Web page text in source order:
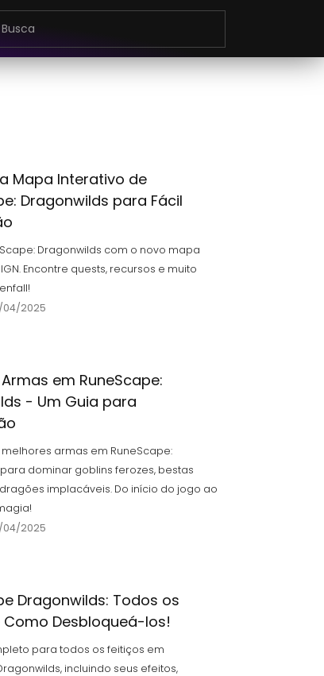
Mapa Interativo de
Dragonwilds para Fácil
Dragonwilds com o novo mapa
Encontre quests, recursos e muito
04/2025
em RuneScape:
- Um Guia para
armas em RuneScape:
dominar goblins ferozes, bestas
implacáveis. Do início do jogo ao
04/2025
Dragonwilds: Todos os
Como Desbloqueá-los!
para todos os feitiços em
incluindo seus efeitos,